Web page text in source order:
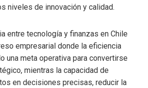
niveles de innovación y calidad.
entre tecnología y finanzas en Chile
empresarial donde la eficiencia
una meta operativa para convertirse
mientras la capacidad de
en decisiones precisas, reducir la